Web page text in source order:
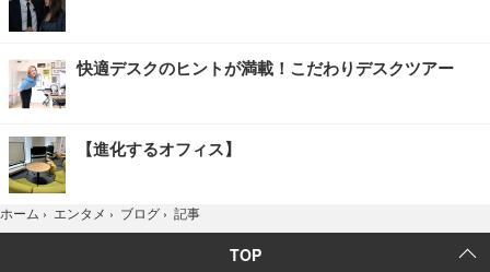
快適デスクのヒントが満載！こだわりデスクツアー
【進化するオフィス】
ホーム › エンタメ › ブログ › 記事
TOP